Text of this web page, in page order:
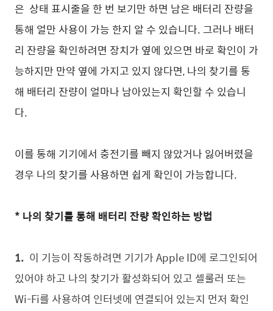
은 상태 표시줄을 한 번 보기만 하면 남은 배터리 잔량을
통해 얼만 사용이 가능 한지 알 수 있습니다. 그러나 배터
리 잔량을 확인하려면 장치가 옆에 있으면 바로 확인이 가
능하지만 만약 옆에 가지고 있지 않다면, 나의 찾기를 통
해 배터리 잔량이 얼마나 남아있는지 확인할 수 있습니
다.
이를 통해 기기에서 충전기를 빼지 않았거나 잃어버렸을
경우 나의 찾기를 사용하면 쉽게 확인이 가능합니다.
* 나의 찾기를 통해 배터리 잔량 확인하는 방법
1. 이 기능이 작동하려면 기기가 Apple ID에 로그인되어
있어야 하고 나의 찾기가 활성화되어 있고 셀룰러 또는
Wi-Fi를 사용하여 인터넷에 연결되어 있는지 먼저 확인